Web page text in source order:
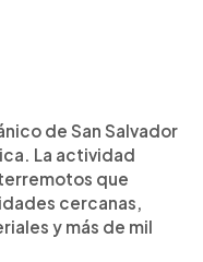
de San Salvador
La actividad
que
cercanas,
y más de mil